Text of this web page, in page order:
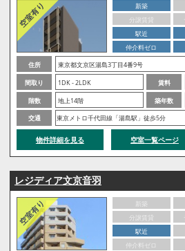
新築
分譲賃貸
駅近
仲介料ゼロ
住所
東京都文京区湯島3丁目4番9号
間取り
1DK - 2LDK 賃料
階数
地上14階 築年数
交通
東京メトロ千代田線「湯島駅」徒歩5分
物件詳細を見る 空室一覧ページ
レジディア文京音羽
新築
分譲賃貸
駅近
仲介料ゼロ